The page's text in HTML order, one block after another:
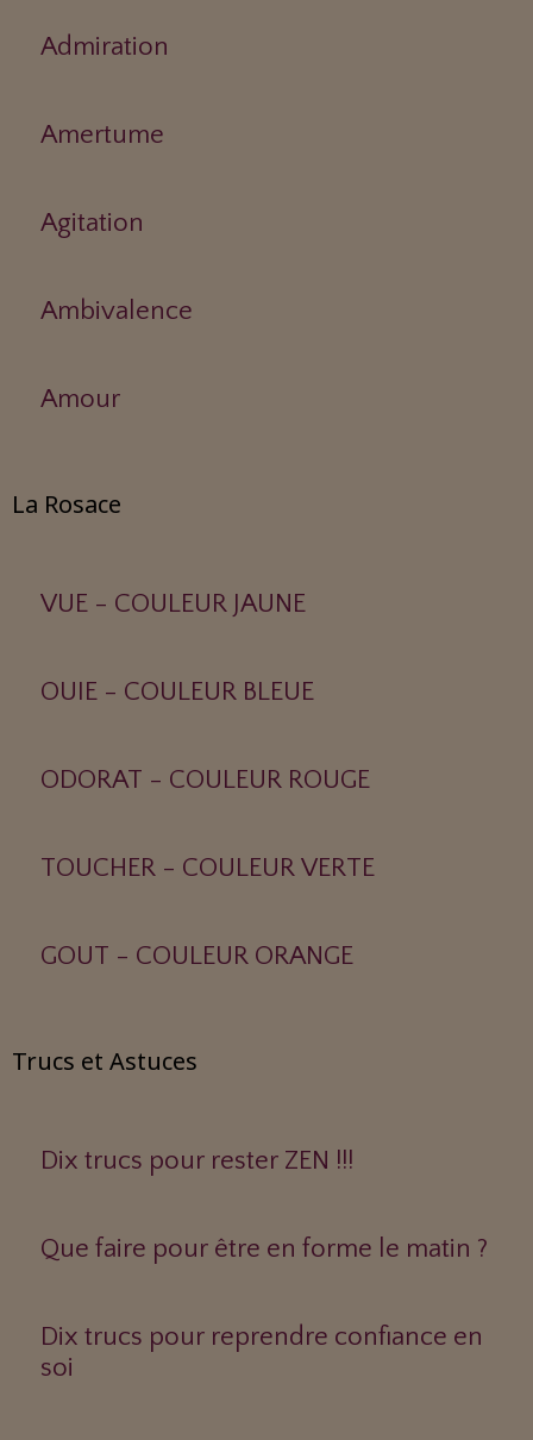
Admiration
Amertume
Agitation
Ambivalence
Amour
La Rosace
VUE - COULEUR JAUNE
OUIE - COULEUR BLEUE
ODORAT - COULEUR ROUGE
TOUCHER - COULEUR VERTE
GOUT - COULEUR ORANGE
Trucs et Astuces
Dix trucs pour rester ZEN !!!
Que faire pour être en forme le matin ?
Dix trucs pour reprendre confiance en
soi